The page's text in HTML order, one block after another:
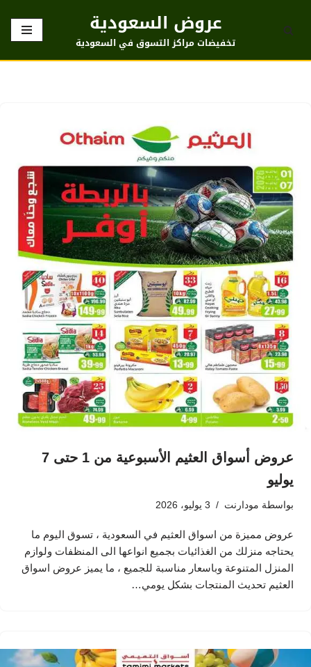
تخطى
عروض السعودية
تخفيضات مراكز التسوق في السعودية
عروض أسواق العثيم الأسبوعية من 1 حتى 7
يوليو
بواسطة مودارنت 3 يوليو، 2026
عروض مميزة من اسواق العثيم في السعودية ، تسوق اليوم ما
يحتاجه منزلك من الغذائيات بجميع انواعها الى المنظفات ولوازم
المنزل المتنوعة وباسعار مناسبة للجميع ، ما يميز عروض اسواق
العثيم تحديث المنتجات بشكل يومي…